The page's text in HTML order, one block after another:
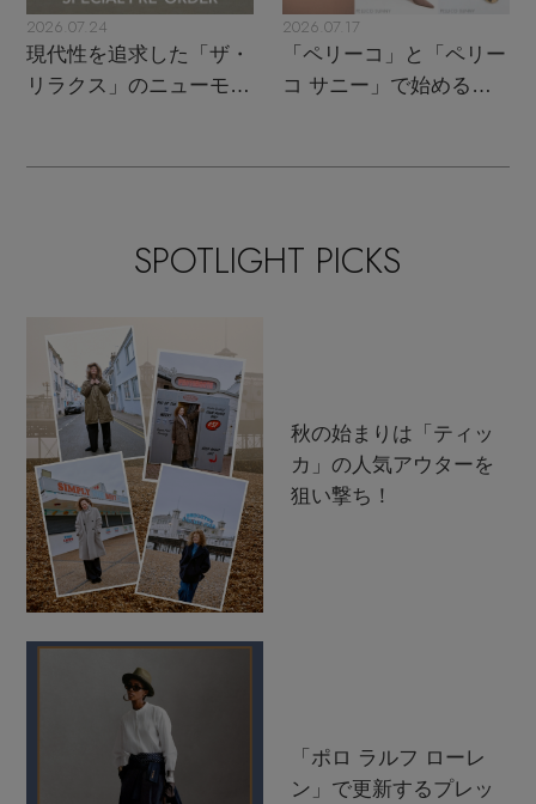
2026.07.24
現代性を追求した「ザ・
リラクス」のニューモダ
2026.07.17
「ペリーコ」と「ペリー
コ サニー」で始める秋
SPOTLIGHT PICKS
秋の始まりは「ティッ
カ」の人気アウターを
狙い撃ち！
「ポロ ラルフ ローレ
ン」で更新するプレッ